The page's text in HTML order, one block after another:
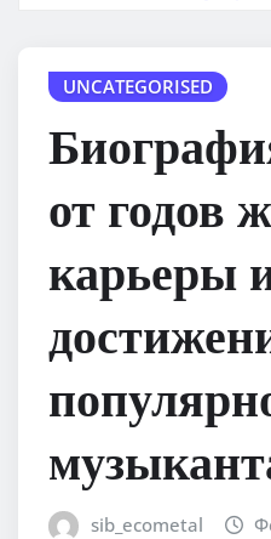
UNCATEGORISED
от годов
карьеры
sib_ecometal